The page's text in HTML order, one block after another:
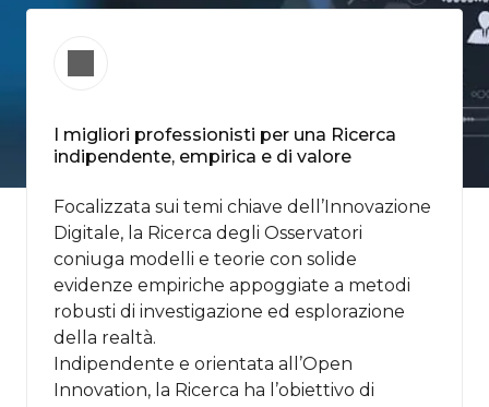
I migliori professionisti per una Ricerca
indipendente, empirica e di valore
Focalizzata sui temi chiave dell’Innovazione
Digitale, la Ricerca degli Osservatori
coniuga modelli e teorie con solide
evidenze empiriche appoggiate a metodi
robusti di​ investigazione ed esplorazione
della realtà.
Indipendente e orientata all’Open
Innovation, la Ricerca ha l’obiettivo di